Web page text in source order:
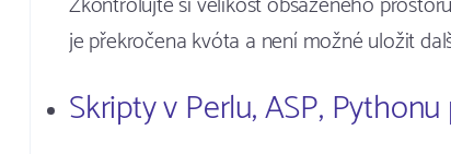
je překročena kvóta a není možné uložit
Skripty v Perlu, ASP,